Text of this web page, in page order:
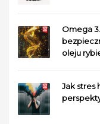
Omega
oleju
Jak stres